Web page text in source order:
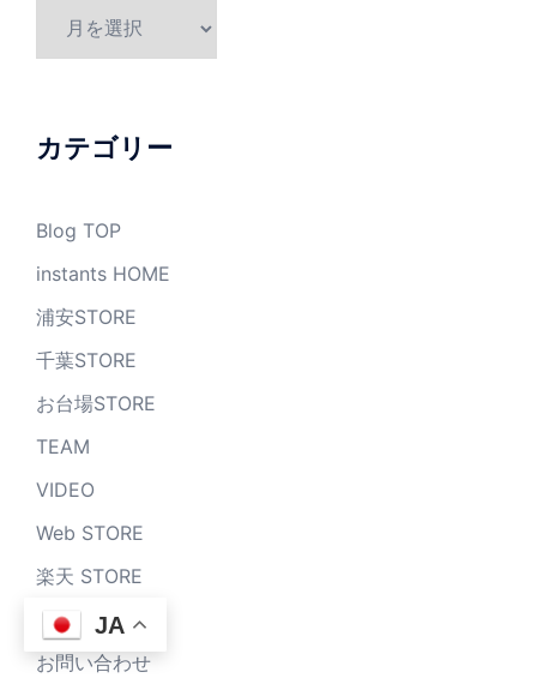
ブ
カテゴリー
Blog TOP
instants HOME
浦安STORE
千葉STORE
お台場STORE
TEAM
VIDEO
Web STORE
楽天 STORE
MAILMAG
お問い合わせ
JA